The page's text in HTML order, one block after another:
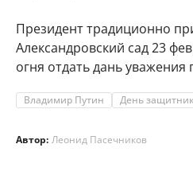
Президент традиционно
Александровский сад 23
огня отдать дань
Владимир Путин День
Автор: Леонид Пасечников